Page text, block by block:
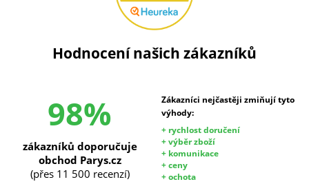
Hodnocení našich zákazníků
98%
Zákazníci nejčastěji zmiňují tyto
výhody:
+ rychlost doručení
+ výběr zboží
+ komunikace
+ ceny
+ ochota
zákazníků doporučuje
obchod Parys.cz
(přes 11 500 recenzí)